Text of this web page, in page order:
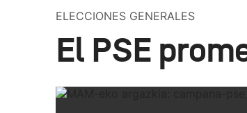
ELECCIONES GENERALES
El PSE